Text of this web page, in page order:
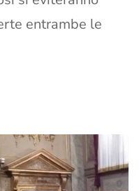
entrambe le